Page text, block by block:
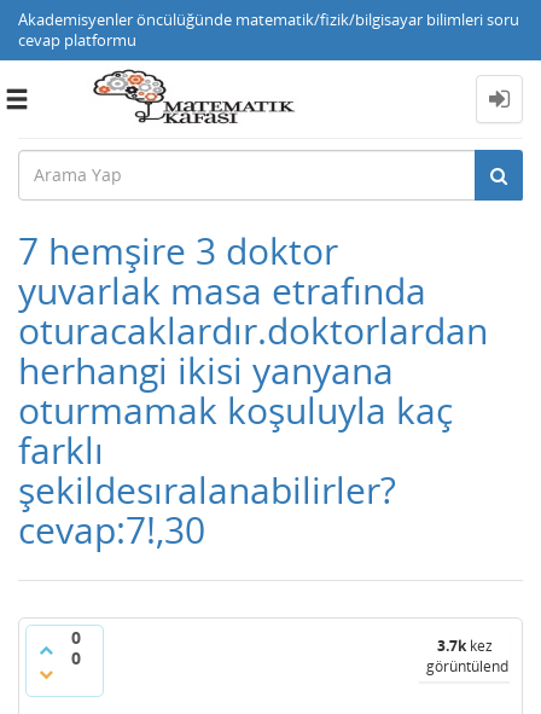
Akademisyenler öncülüğünde matematik/fizik/bilgisayar bilimleri soru
cevap platformu
Toggle
7 hemşire 3 doktor
yuvarlak masa etrafında
oturacaklardır.doktorlardan
herhangi ikisi yanyana
oturmamak koşuluyla kaç
farklı
şekildesıralanabilirler?
cevap:7!,30
0
0
3.7kkez
görüntülendi